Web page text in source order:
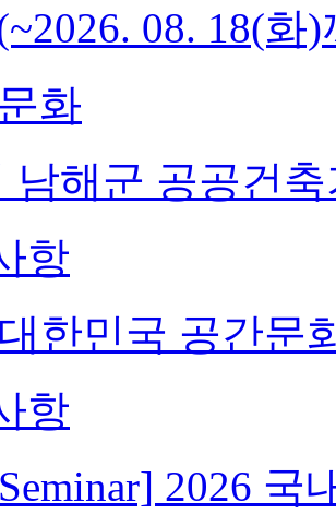
08. 18(화
화
남해군 공공건
항
한민국 공간문
항
2026 국